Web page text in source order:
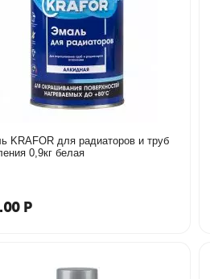
KRAFOR для радиаторов и труб
0,9кг белая
Р